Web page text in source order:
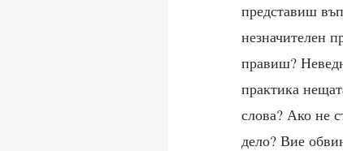
представиш
незначителен
правиш?
практика
слова? Ако не
дело? Вие